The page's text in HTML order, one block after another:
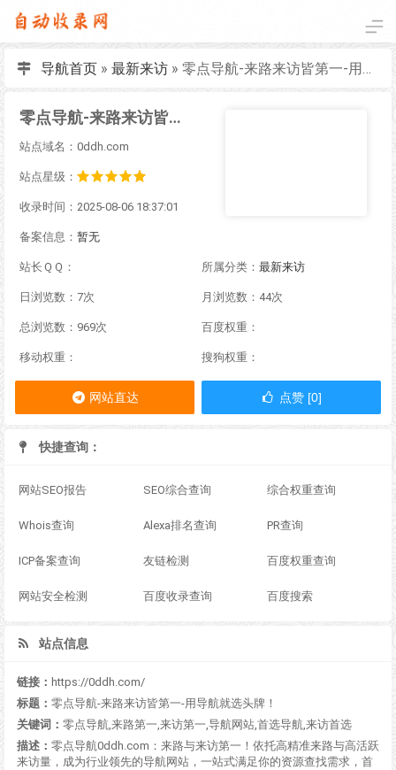
导航首页» 最新来访» 零点导航-来路来访皆第一-用导航就选头牌！
零点导航-来路来访皆第一-用导航就选头牌！
站点域名：0ddh.com
站点星级：
收录时间：2025-08-06 18:37:01
备案信息： 暂无
站长ＱＱ： 所属分类： 最新来访
日浏览数：7次 月浏览数：44次
总浏览数：969次 百度权重：
移动权重： 搜狗权重：
网站直达 点赞 [0]
快捷查询：
网站SEO报告 SEO综合查询 综合权重查询
Whois查询 Alexa排名查询 PR查询
ICP备案查询 友链检测 百度权重查询
网站安全检测 百度收录查询 百度搜索
站点信息
链接： https://0ddh.com/
标题： 零点导航-来路来访皆第一-用导航就选头牌！
关键词： 零点导航,来路第一,来访第一,导航网站,首选导航,来访首选
描述： 零点导航0ddh.com：来路与来访第一！依托高精准来路与高活跃
来访量，成为行业领先的导航网站，一站式满足你的资源查找需求，首